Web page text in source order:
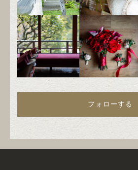
フォローする